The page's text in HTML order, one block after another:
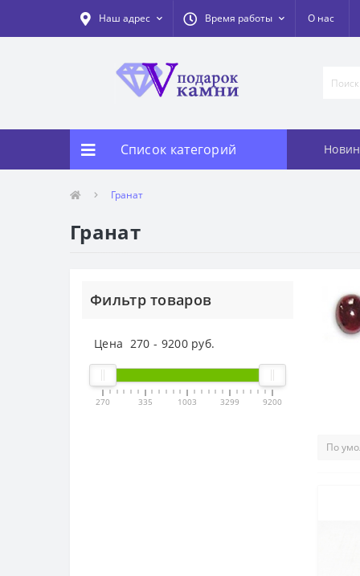
Наш адрес Время работы О нас
Список категорий
Гранат
Гранат
Фильтр товаров
Цена 270 - 9200руб.
270 335 1003 3299 9200